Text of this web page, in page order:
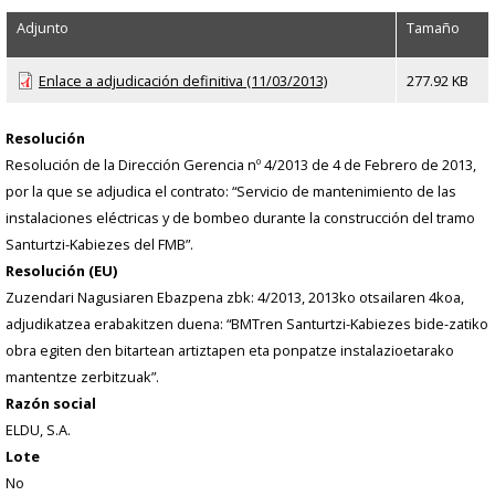
Adjunto Tamaño
Enlace a adjudicación definitiva (11/03/2013) 277.92 KB
Resolución
Resolución de la Dirección Gerencia nº 4/2013 de 4 de Febrero de 2013,
por la que se adjudica el contrato: “Servicio de mantenimiento de las
instalaciones eléctricas y de bombeo durante la construcción del tramo
Santurtzi-Kabiezes del FMB”.
Resolución (EU)
Zuzendari Nagusiaren Ebazpena zbk: 4/2013, 2013ko otsailaren 4koa,
adjudikatzea erabakitzen duena: “BMTren Santurtzi-Kabiezes bide-zatiko
obra egiten den bitartean artiztapen eta ponpatze instalazioetarako
mantentze zerbitzuak”.
Razón social
ELDU, S.A.
Lote
No